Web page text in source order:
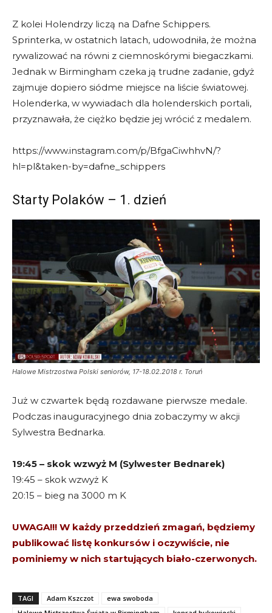
Z kolei Holendrzy liczą na Dafne Schippers.
Sprinterka, w ostatnich latach, udowodniła, że można
rywalizować na równi z ciemnoskórymi biegaczkami.
Jednak w Birmingham czeka ją trudne zadanie, gdyż
zajmuje dopiero siódme miejsce na liście światowej.
Holenderka, w wywiadach dla holenderskich portali,
przyznawała, że ciężko będzie jej wrócić z medalem.
https://www.instagram.com/p/BfgaCiwhhvN/?
hl=pl&taken-by=dafne_schippers
Starty Polaków – 1. dzień
Halowe Mistrzostwa Polski seniorów, 17-18.02.2018 r. Toruń
Już w czwartek będą rozdawane pierwsze medale.
Podczas inauguracyjnego dnia zobaczymy w akcji
Sylwestra Bednarka.
19:45 – skok wzwyż M (Sylwester Bednarek)
19:45 – skok wzwyż K
20:15 – bieg na 3000 m K
UWAGA!!! W każdy przeddzień zmagań, będziemy
publikować listę konkursów i oczywiście, nie
pominiemy w nich startujących biało-czerwonych.
TAGI Adam Kszczot
ewa swoboda